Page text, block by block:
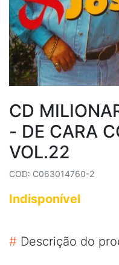
CD
- DE CARA
VOL.22
COD: C063014760-2
Indisponível
# Descrição do